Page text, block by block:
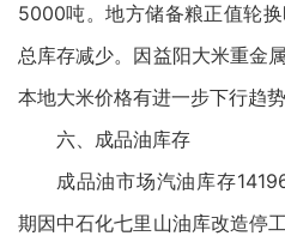
5000吨。地方储备粮正值轮
总库存减少。因益阳大米重金
本地大米价格有进一步下行趋势
六、成品油库存
成品油市场汽油库存
期因中石化七里山油库改造停